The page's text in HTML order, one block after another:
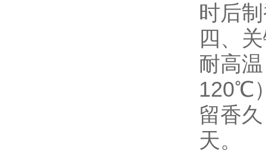
时后
四、
耐高
120℃
留香
天。